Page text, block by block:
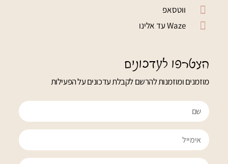
ווטסאפ
Waze עד אלינו
הצטרפו לעדכונים
מוזמנים ומוזמנות להרשם לקבלת עדכונים על הפעילות